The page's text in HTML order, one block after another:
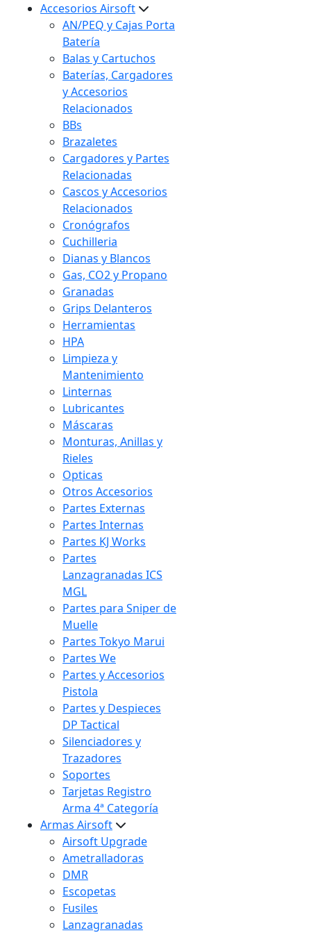
Accesorios Airsoft
AN/PEQ y Cajas Porta
Batería
Balas y Cartuchos
Baterías, Cargadores
y Accesorios
Relacionados
BBs
Brazaletes
Cargadores y Partes
Relacionadas
Cascos y Accesorios
Relacionados
Cronógrafos
Cuchilleria
Dianas y Blancos
Gas, CO2 y Propano
Granadas
Grips Delanteros
Herramientas
HPA
Limpieza y
Mantenimiento
Linternas
Lubricantes
Máscaras
Monturas, Anillas y
Rieles
Opticas
Otros Accesorios
Partes Externas
Partes Internas
Partes KJ Works
Partes
Lanzagranadas ICS
MGL
Partes para Sniper de
Muelle
Partes Tokyo Marui
Partes We
Partes y Accesorios
Pistola
Partes y Despieces
DP Tactical
Silenciadores y
Trazadores
Soportes
Tarjetas Registro
Arma 4ª Categoría
Armas Airsoft
Airsoft Upgrade
Ametralladoras
DMR
Escopetas
Fusiles
Lanzagranadas